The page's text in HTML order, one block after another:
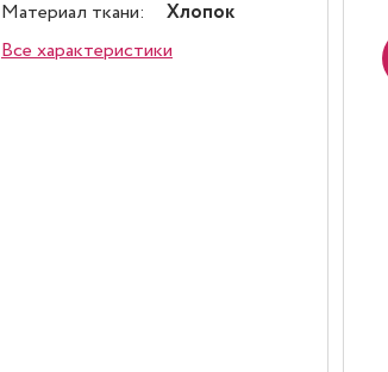
Материал ткани:
Хлопок
Все характеристики